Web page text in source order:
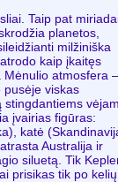
Taip pat
planetos,
milžiniška
kaip įkaitęs
Mėnulio atmosfera
pusėje viskas
stingdantiems
įvairias figūras:
katė
Australija ir
siluetą. Tik
prisikas tik po kelių